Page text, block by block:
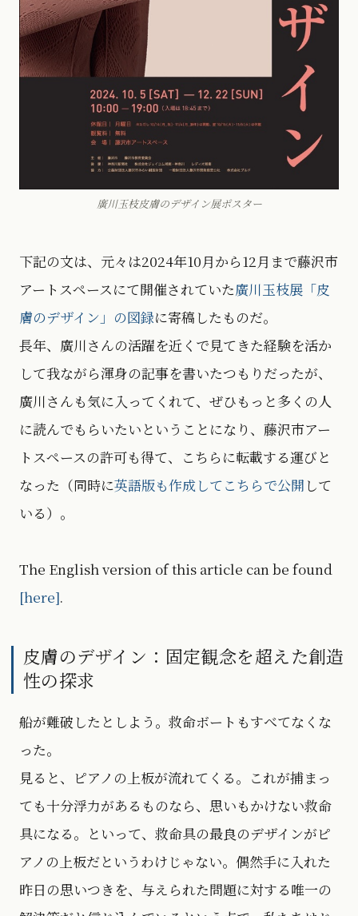
廣川玉枝皮膚のデザイン展ポスター
下記の文は、元々は2024年10月から12月まで藤沢市
アートスペースにて開催されていた廣川玉枝展「皮
膚のデザイン」の図録に寄稿したものだ。
長年、廣川さんの活躍を近くで見てきた経験を活か
して我ながら渾身の記事を書いたつもりだったが、
廣川さんも気に入ってくれて、ぜひもっと多くの人
に読んでもらいたいということになり、藤沢市アー
トスペースの許可も得て、こちらに転載する運びと
なった（同時に英語版も作成してこちらで公開 して
いる）。
The English version of this article can be found
[here].
皮膚のデザイン：固定観念を超えた創造
性の探求
船が難破したとしよう。救命ボートもすべてなくな
った。
見ると、ピアノの上板が流れてくる。これが捕まっ
ても十分浮力があるものなら、思いもかけない救命
具になる。といって、救命具の最良のデザインがピ
アノの上板だというわけじゃない。偶然手に入れた
昨日の思いつきを、与えられた問題に対する唯一の